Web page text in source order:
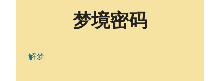
梦境密码
解梦